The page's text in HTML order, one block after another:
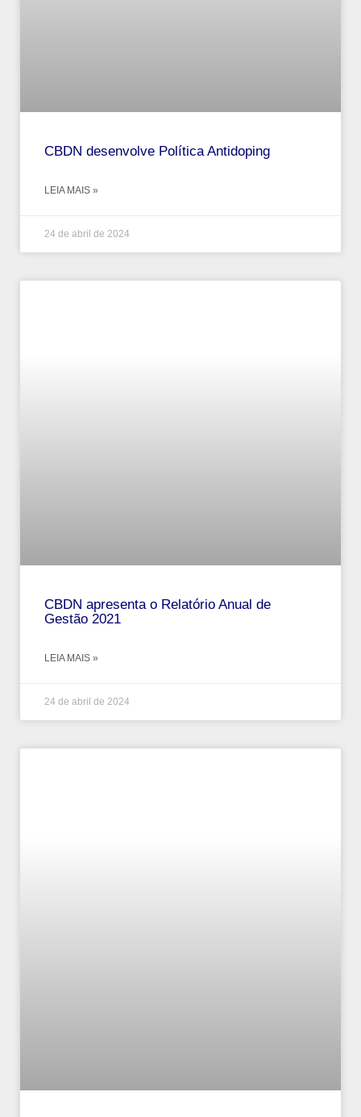
CBDN desenvolve Política Antidoping
LEIA MAIS »
24 de abril de 2024
CBDN apresenta o Relatório Anual de
Gestão 2021
LEIA MAIS »
24 de abril de 2024